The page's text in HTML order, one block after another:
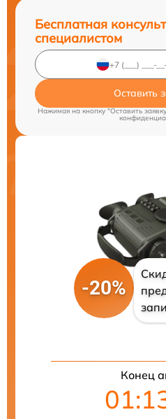
Бесплатная
специалистом
Оставить
Нажимая на кнопку "Оставить
-20%
Конец